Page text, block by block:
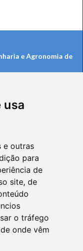
usa
e outras
para
de
site, de
o tráfego
onde vêm
e Agronomia de
à Sexta-feira:
8h às 17h
agendamento